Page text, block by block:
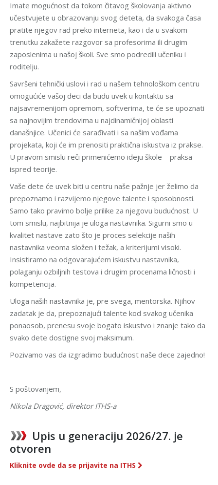
Imate mogućnost da tokom čitavog školovanja aktivno
učestvujete u obrazovanju svog deteta, da svakoga časa
pratite njegov rad preko interneta, kao i da u svakom
trenutku zakažete razgovor sa profesorima ili drugim
zaposlenima u našoj školi. Sve smo podredili učeniku i
roditelju.
Savršeni tehnički uslovi i rad u našem tehnološkom centru
omogućiće vašoj deci da budu uvek u kontaktu sa
najsavremenijom opremom, softverima, te će se upoznati
sa najnovijim trendovima u najdinamičnijoj oblasti
današnjice. Učenici će sarađivati i sa našim vođama
projekata, koji će im prenositi praktična iskustva iz prakse.
U pravom smislu reči primenićemo ideju škole – praksa
ispred teorije.
Vaše dete će uvek biti u centru naše pažnje jer želimo da
prepoznamo i razvijemo njegove talente i sposobnosti.
Samo tako pravimo bolje prilike za njegovu budućnost. U
tom smislu, najbitnija je uloga nastavnika. Sigurni smo u
kvalitet nastave zato što je proces selekcije naših
nastavnika veoma složen i težak, a kriterijumi visoki.
Insistiramo na odgovarajućem iskustvu nastavnika,
polaganju ozbiljnih testova i drugim procenama ličnosti i
kompetencija.
Uloga naših nastavnika je, pre svega, mentorska. Njihov
zadatak je da, prepoznajući talente kod svakog učenika
ponaosob, prenesu svoje bogato iskustvo i znanje tako da
svako dete dostigne svoj maksimum.
Pozivamo vas da izgradimo budućnost naše dece zajedno!
S poštovanjem,
Nikola Dragović, direktor ITHS-a
Upis u generaciju 2026/27. je
otvoren
Kliknite ovde da se prijavite na ITHS